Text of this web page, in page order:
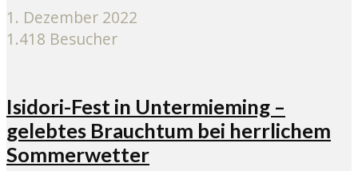
1. Dezember 2022
1.418 Besucher
Isidori-Fest in Untermieming –
gelebtes Brauchtum bei herrlichem
Sommerwetter